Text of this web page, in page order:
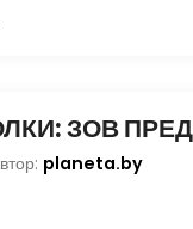
planeta.by